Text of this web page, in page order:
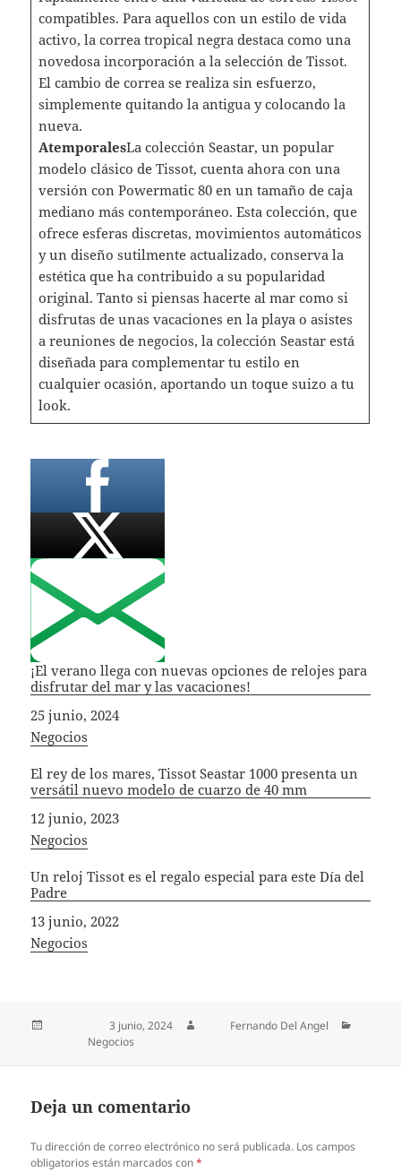
compatibles. Para aquellos con un estilo de vida
activo, la correa tropical negra destaca como una
novedosa incorporación a la selección de Tissot.
El cambio de correa se realiza sin esfuerzo,
simplemente quitando la antigua y colocando la
nueva.
AtemporalesLa colección Seastar, un popular
modelo clásico de Tissot, cuenta ahora con una
versión con Powermatic 80 en un tamaño de caja
mediano más contemporáneo. Esta colección, que
ofrece esferas discretas, movimientos automáticos
y un diseño sutilmente actualizado, conserva la
estética que ha contribuido a su popularidad
original. Tanto si piensas hacerte al mar como si
disfrutas de unas vacaciones en la playa o asistes
a reuniones de negocios, la colección Seastar está
diseñada para complementar tu estilo en
cualquier ocasión, aportando un toque suizo a tu
look.
¡El verano llega con nuevas opciones de relojes para
disfrutar del mar y las vacaciones!
Fecha
25 junio, 2024
In relation to
Negocios
El rey de los mares, Tissot Seastar 1000 presenta un
versátil nuevo modelo de cuarzo de 40 mm
Fecha
12 junio, 2023
In relation to
Negocios
Un reloj Tissot es el regalo especial para este Día del
Padre
Fecha
13 junio, 2022
In relation to
Negocios
Publicado el3 junio, 2024
Fernando Del Angel
Negocios
Deja un comentario
Tu dirección de correo electrónico no será publicada. Los campos
obligatorios están marcados con*